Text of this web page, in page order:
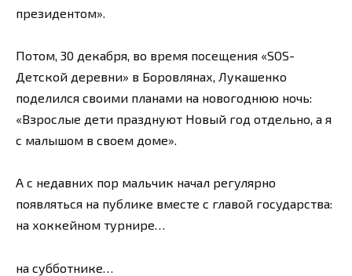
президентом».
Потом, 30 декабря, во время посещения «SOS-
Детской деревни» в Боровлянах, Лукашенко
поделился своими планами на новогоднюю ночь:
«Взрослые дети празднуют Новый год отдельно, а я
с малышом в своем доме».
А с недавних пор мальчик начал регулярно
появляться на публике вместе с главой государства:
на хоккейном турнире…
на субботнике…